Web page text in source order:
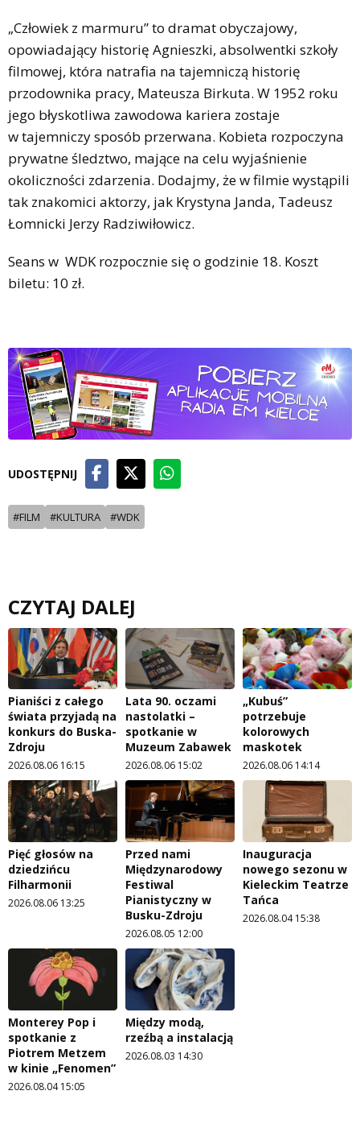
„Człowiek z marmuru” to dramat obyczajowy,
opowiadający historię Agnieszki, absolwentki szkoły
filmowej, która natrafia na tajemniczą historię
przodownika pracy, Mateusza Birkuta. W 1952 roku
jego błyskotliwa zawodowa kariera zostaje
w tajemniczy sposób przerwana. Kobieta rozpoczyna
prywatne śledztwo, mające na celu wyjaśnienie
okoliczności zdarzenia. Dodajmy, że w filmie wystąpili
tak znakomici aktorzy, jak Krystyna Janda, Tadeusz
Łomnicki Jerzy Radziwiłowicz.
Seans w WDK rozpocznie się o godzinie 18. Koszt
biletu: 10 zł.
UDOSTĘPNIJ
#FILM #KULTURA #WDK
CZYTAJ DALEJ
Pianiści z całego
świata przyjadą na
konkurs do Buska-
Zdroju
2026.08.06 16:15
Lata 90. oczami
nastolatki –
spotkanie w
Muzeum Zabawek
2026.08.06 15:02
„Kubuś”
potrzebuje
kolorowych
maskotek
2026.08.06 14:14
Pięć głosów na
dziedzińcu
Filharmonii
2026.08.06 13:25
Przed nami
Międzynarodowy
Festiwal
Pianistyczny w
Busku-Zdroju
2026.08.05 12:00
Inauguracja
nowego sezonu w
Kieleckim Teatrze
Tańca
2026.08.04 15:38
Monterey Pop i
spotkanie z
Piotrem Metzem
w kinie „Fenomen”
2026.08.04 15:05
Między modą,
rzeźbą a instalacją
2026.08.03 14:30